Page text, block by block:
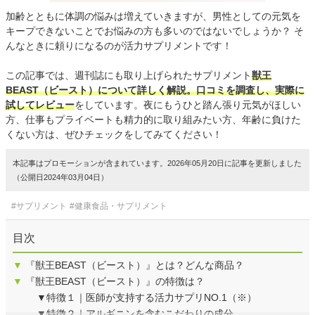
加齢とともに体調の悩みは増えていきますが、男性としての元気を
キープできないことでお悩みの方も多いのではないでしょうか？ そ
んなときに頼りになるのが活力サプリメントです！
この記事では、週刊誌にも取り上げられたサプリメント獣王
BEAST（ビースト）について詳しく解説。口コミを調査し、実際に
試してレビューをしています。夜にもうひと踏ん張り元気がほしい
方、仕事もプライベートも精力的に取り組みたい方、年齢に負けた
くない方は、ぜひチェックをしてみてください！
本記事はプロモーションが含まれています。2026年05月20日に記事を更新しました
（公開日2024年03月04日）
#サプリメント #健康食品・サプリメント
目次
▼
『獣王BEAST（ビースト）』とは？どんな商品？
▼
『獣王BEAST（ビースト）』の特徴は？
▼特徴１｜医師が支持する活力サプリNO.1（※）